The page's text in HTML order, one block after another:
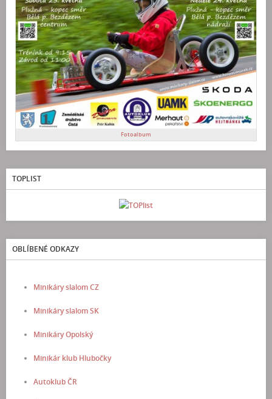
Fotoalbum
TOPLIST
OBLÍBENÉ ODKAZY
Minikáry slalom CZ
Minikáry slalom SK
Minikáry Opolský
Minikár klub Hlubočky
Autoklub ČR